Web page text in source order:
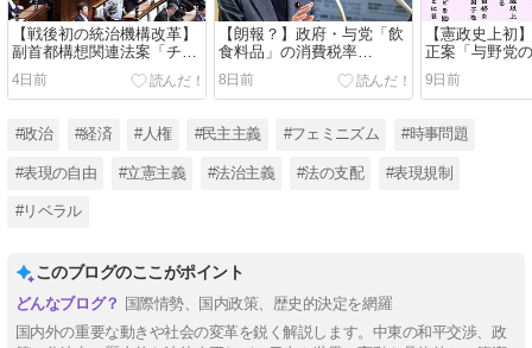
【戦後初の統治機構改革】
副首都構想関連法案「チー
ムみらい」の「2票」で可
決・成立！日本維新の会の
「大阪ありき」に振り回さ
れた特別国会閉幕！吉村洋
文代表は統一地方選挙と大
日実施」を表明で批判殺
4日前
【朗報？】政府・与党「飲
食料品」の消費税率
「1%」の方針を正式表
明！現金給付を併せて「実
質ゼロ」に！野党は「再増
税」を懸念！高市早苗首相
「2年後には責任を持って
8日前
【憲政史上初
正案「与野党
で可決・成立
に一歩前進？
婚後の皇籍維
男系男子の養
認！高市早苗
感謝」！
9日前
#政治 #経済 #人権 #民主主義 #フェミニズム #時事問題
#表現の自由 #立憲主義 #法治主義 #法の支配 #表現規制
#リベラル
このブログのここがポイント
国際情勢、国内政策、歴史的決定を網羅
国内外の重要な動きや社会の変革を鋭く解説します。中東の和平交渉、政